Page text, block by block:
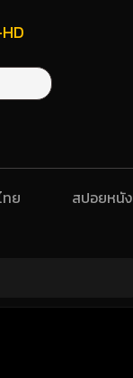
ทย สปอยหนัง